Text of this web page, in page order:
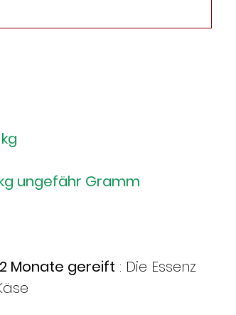
ungefähr Gramm
Monate gereift : Die Essenz